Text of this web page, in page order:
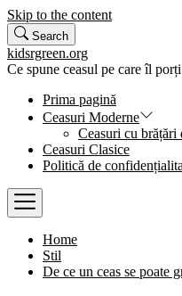
Skip to the content
Search
kidsrgreen.org
Ce spune ceasul pe care îl
Prima pagină
Ceasuri Moderne
Ceasuri cu
Ceasuri Clasice
Politică de
Home
Stil
De ce un ceas se poate